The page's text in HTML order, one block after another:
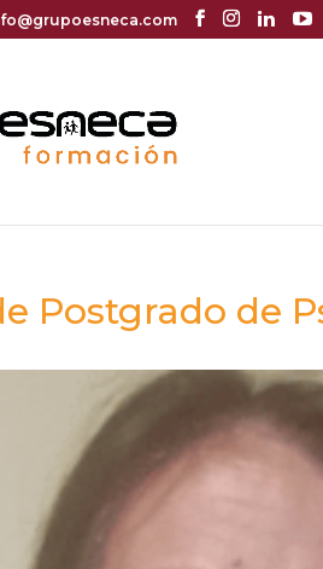
Postgrado de